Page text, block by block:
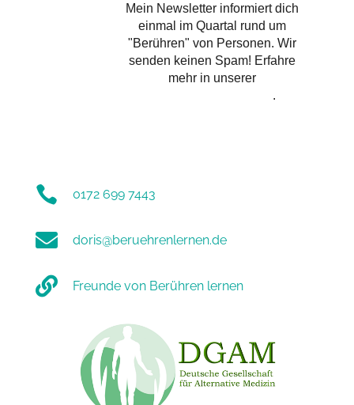
Mein Newsletter informiert dich
einmal im Quartal rund um
"Berühren" von Personen. Wir
senden keinen Spam! Erfahre
mehr in unserer
.
 0172 699 7443
 doris@beruehrenlernen.de
 Freunde von Berühren lernen